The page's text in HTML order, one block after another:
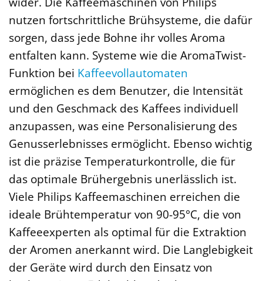
nutzen fortschrittliche Brühsysteme, die dafür
sorgen, dass jede Bohne ihr volles Aroma
entfalten kann. Systeme wie die AromaTwist-
Funktion bei Kaffeevollautomaten
ermöglichen es dem Benutzer, die Intensität
und den Geschmack des Kaffees individuell
anzupassen, was eine Personalisierung des
Genusserlebnisses ermöglicht. Ebenso wichtig
ist die präzise Temperaturkontrolle, die für
das optimale Brühergebnis unerlässlich ist.
Viele Philips Kaffeemaschinen erreichen die
ideale Brühtemperatur von 90-95°C, die von
Kaffeeexperten als optimal für die Extraktion
der Aromen anerkannt wird. Die Langlebigkeit
der Geräte wird durch den Einsatz von